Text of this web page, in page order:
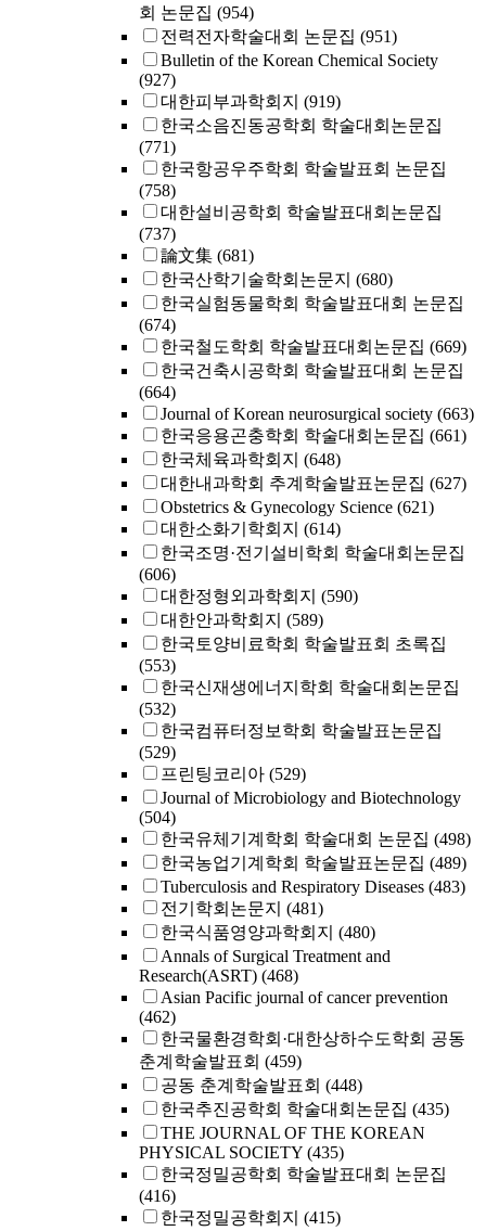
회 논문집 (954)
전력전자학술대회 논문집 (951)
Bulletin of the Korean Chemical Society
(927)
대한피부과학회지 (919)
한국소음진동공학회 학술대회논문집
(771)
한국항공우주학회 학술발표회 논문집
(758)
대한설비공학회 학술발표대회논문집
(737)
論文集 (681)
한국산학기술학회논문지 (680)
한국실험동물학회 학술발표대회 논문집
(674)
한국철도학회 학술발표대회논문집 (669)
한국건축시공학회 학술발표대회 논문집
(664)
Journal of Korean neurosurgical society (663)
한국응용곤충학회 학술대회논문집 (661)
한국체육과학회지 (648)
대한내과학회 추계학술발표논문집 (627)
Obstetrics & Gynecology Science (621)
대한소화기학회지 (614)
한국조명·전기설비학회 학술대회논문집
(606)
대한정형외과학회지 (590)
대한안과학회지 (589)
한국토양비료학회 학술발표회 초록집
(553)
한국신재생에너지학회 학술대회논문집
(532)
한국컴퓨터정보학회 학술발표논문집
(529)
프린팅코리아 (529)
Journal of Microbiology and Biotechnology
(504)
한국유체기계학회 학술대회 논문집 (498)
한국농업기계학회 학술발표논문집 (489)
Tuberculosis and Respiratory Diseases (483)
전기학회논문지 (481)
한국식품영양과학회지 (480)
Annals of Surgical Treatment and
Research(ASRT) (468)
Asian Pacific journal of cancer prevention
(462)
한국물환경학회·대한상하수도학회 공동
춘계학술발표회 (459)
공동 춘계학술발표회 (448)
한국추진공학회 학술대회논문집 (435)
THE JOURNAL OF THE KOREAN
PHYSICAL SOCIETY (435)
한국정밀공학회 학술발표대회 논문집
(416)
한국정밀공학회지 (415)